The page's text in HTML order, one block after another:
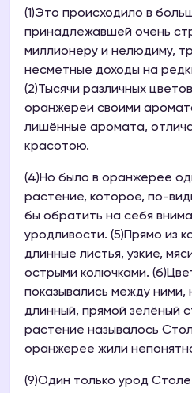
(1)Это происходило в
принадлежавшей очень
миллионеру и нелюдиму,
несметные доходы на
(2)Тысячи различных
оранжереи своими
лишённые аромата,
красотою.
(4)Но было в оранжерее
растение, которое, по-
бы обратить на себя
уродливости. (5)Прямо из
длинные листья, узкие,
острыми колючками.
показывались между ними,
длинный, прямой зелёный
растение называлось
оранжерее жили
(9)Один только урод